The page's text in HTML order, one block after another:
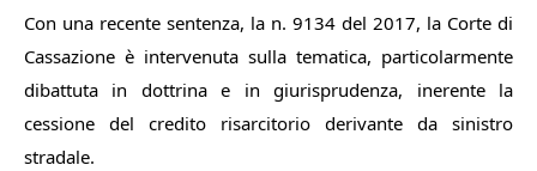
Con una recente sentenza, la n. 9134 del 2017, la Corte di
Cassazione è intervenuta sulla tematica, particolarmente
dibattuta in dottrina e in giurisprudenza, inerente la
cessione del credito risarcitorio derivante da sinistro
stradale.